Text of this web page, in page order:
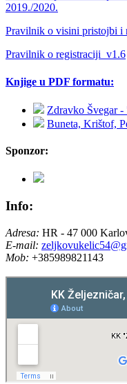
2019./2020.
Pravilnik o visini pristojbi i
Pravilnik o registraciji_v1.6
Knjige u PDF formatu:
Zdravko Švegar
Buneta, Krištof,
Sponzor:
Info:
Adresa: HR - 47 000
E-mail:
Mob: +385989821143